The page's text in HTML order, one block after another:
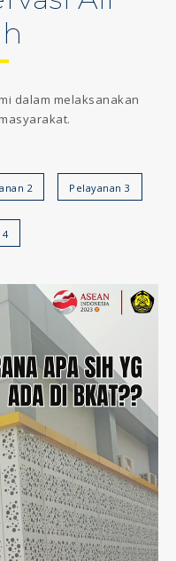
dalam melaksanakan
2 Pelayanan 3
4